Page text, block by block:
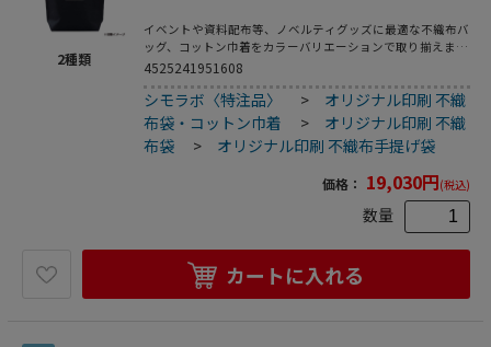
2種類
イベントや資料配布等、ノベルティグッズに最適な不織布バ
ッグ、コットン巾着をカラーバリエーションで取り揃えまし
た。片面シルク1色印刷、印刷領域は別途テンプレートでご
4525241951608
シモラボ〈特注品〉 > オリジナル印刷 不織
布袋・コットン巾着
> オリジナル印刷 不織
布袋
> オリジナル印刷 不織布手提げ袋
価格： 19,030円(税込)
数量
カートに入れる